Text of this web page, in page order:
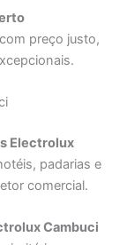
com preço justo,
Electrolux
padarias e
comercial.
Cambuci